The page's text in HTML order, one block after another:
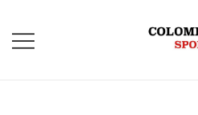
contenuto